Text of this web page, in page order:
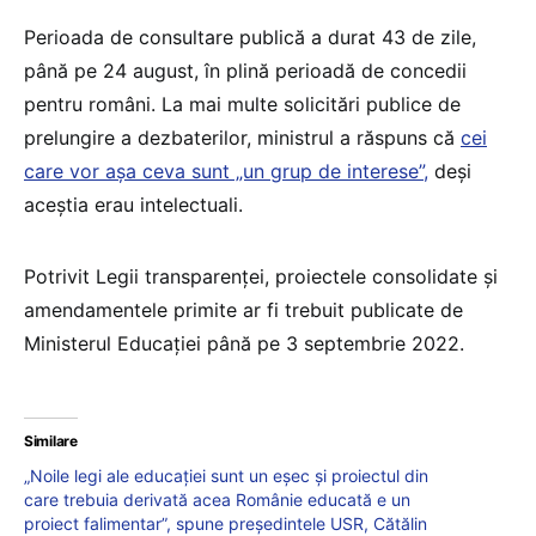
Perioada de consultare publică a durat 43 de zile,
până pe 24 august, în plină perioadă de concedii
pentru români. La mai multe solicitări publice de
prelungire a dezbaterilor, ministrul a răspuns că cei
care vor așa ceva sunt „un grup de interese”, deși
aceștia erau intelectuali.
Potrivit Legii transparenței, proiectele consolidate și
amendamentele primite ar fi trebuit publicate de
Ministerul Educației până pe 3 septembrie 2022.
Similare
„Noile legi ale educaţiei sunt un eşec şi proiectul din
care trebuia derivată acea Românie educată e un
proiect falimentar”, spune președintele USR, Cătălin